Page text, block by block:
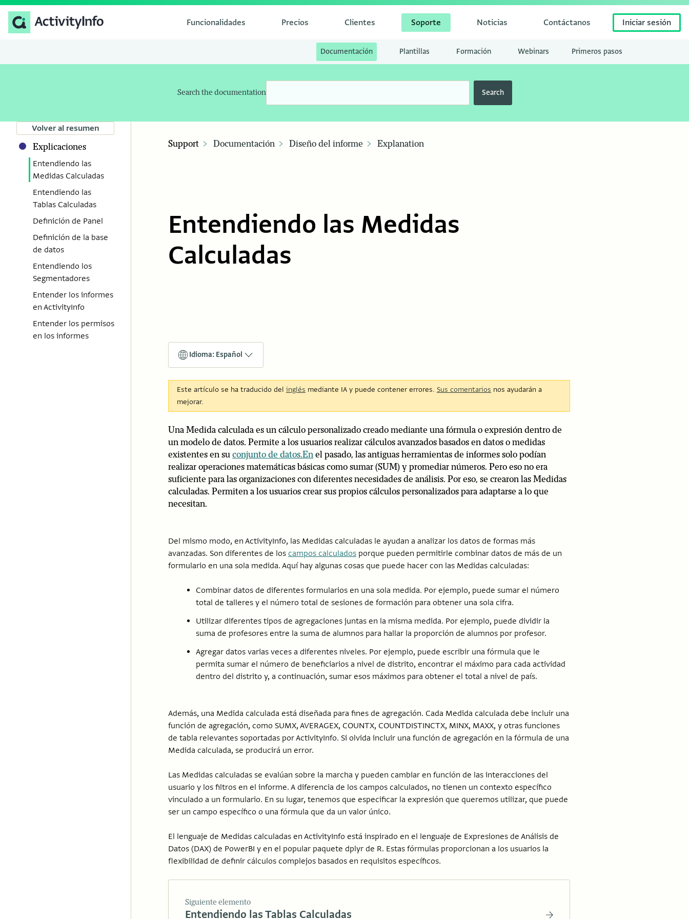
Funcionalidades Precios Clientes Soporte Noticias Contáctanos Iniciar sesión
Documentación Plantillas Formación Webinars Primeros pasos
Search the documentation Search
Volver al resumen
Explicaciones
Entendiendo las
Medidas Calculadas
Entendiendo las
Tablas Calculadas
Definición de Panel
Definición de la base
de datos
Entendiendo los
Segmentadores
Entender los informes
en ActivityInfo
Entender los permisos
en los informes
Support Documentación Diseño del informe Explanation
Entendiendo las Medidas
Calculadas
Idioma: Español
Este artículo se ha traducido del inglés mediante IA y puede contener errores. Sus comentarios nos ayudarán a
mejorar.
Una Medida calculada es un cálculo personalizado creado mediante una fórmula o expresión dentro de
un modelo de datos. Permite a los usuarios realizar cálculos avanzados basados en datos o medidas
existentes en su conjunto de datos.En el pasado, las antiguas herramientas de informes solo podían
realizar operaciones matemáticas básicas como sumar (SUM) y promediar números. Pero eso no era
suficiente para las organizaciones con diferentes necesidades de análisis. Por eso, se crearon las Medidas
calculadas. Permiten a los usuarios crear sus propios cálculos personalizados para adaptarse a lo que
necesitan.
Del mismo modo, en ActivityInfo, las Medidas calculadas le ayudan a analizar los datos de formas más
avanzadas. Son diferentes de los campos calculados porque pueden permitirle combinar datos de más de un
formulario en una sola medida. Aquí hay algunas cosas que puede hacer con las Medidas calculadas:
Combinar datos de diferentes formularios en una sola medida. Por ejemplo, puede sumar el número
total de talleres y el número total de sesiones de formación para obtener una sola cifra.
Utilizar diferentes tipos de agregaciones juntas en la misma medida. Por ejemplo, puede dividir la
suma de profesores entre la suma de alumnos para hallar la proporción de alumnos por profesor.
Agregar datos varias veces a diferentes niveles. Por ejemplo, puede escribir una fórmula que le
permita sumar el número de beneficiarios a nivel de distrito, encontrar el máximo para cada actividad
dentro del distrito y, a continuación, sumar esos máximos para obtener el total a nivel de país.
Además, una Medida calculada está diseñada para fines de agregación. Cada Medida calculada debe incluir una
función de agregación, como SUMX, AVERAGEX, COUNTX, COUNTDISTINCTX, MINX, MAXX, y otras funciones
de tabla relevantes soportadas por ActivityInfo. Si olvida incluir una función de agregación en la fórmula de una
Medida calculada, se producirá un error.
Las Medidas calculadas se evalúan sobre la marcha y pueden cambiar en función de las interacciones del
usuario y los filtros en el informe. A diferencia de los campos calculados, no tienen un contexto específico
vinculado a un formulario. En su lugar, tenemos que especificar la expresión que queremos utilizar, que puede
ser un campo específico o una fórmula que da un valor único.
El lenguaje de Medidas calculadas en ActivityInfo está inspirado en el lenguaje de Expresiones de Análisis de
Datos (DAX) de PowerBI y en el popular paquete dplyr de R. Estas fórmulas proporcionan a los usuarios la
flexibilidad de definir cálculos complejos basados en requisitos específicos.
Siguiente elemento
Entendiendo las Tablas Calculadas